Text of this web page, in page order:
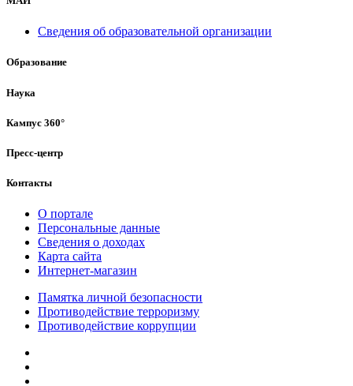
Сведения об образовательной организации
Образование
Наука
Кампус 360°
Пресс-центр
Контакты
О портале
Персональные данные
Сведения о доходах
Карта сайта
Интернет-магазин
Памятка личной безопасности
Противодействие терроризму
Противодействие коррупции